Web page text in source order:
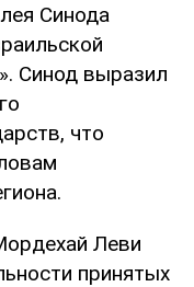
Синода
Синод выразил
что
Леви
принятых